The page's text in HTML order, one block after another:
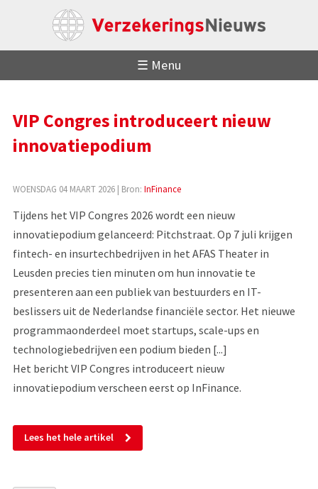
☰ Menu
VIP Congres introduceert nieuw
innovatiepodium
WOENSDAG 04 MAART 2026| Bron: InFinance
Tijdens het VIP Congres 2026 wordt een nieuw
innovatiepodium gelanceerd: Pitchstraat. Op 7 juli krijgen
fintech- en insurtechbedrijven in het AFAS Theater in
Leusden precies tien minuten om hun innovatie te
presenteren aan een publiek van bestuurders en IT-
beslissers uit de Nederlandse financiële sector. Het nieuwe
programmaonderdeel moet startups, scale-ups en
technologiebedrijven een podium bieden [...]
Het bericht VIP Congres introduceert nieuw
innovatiepodium verscheen eerst op InFinance.
Lees het hele artikel